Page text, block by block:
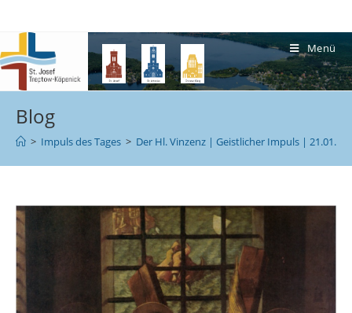
Menü
Blog
> Impuls des Tages > Der Hl. Vinzenz | Geistlicher Impuls |